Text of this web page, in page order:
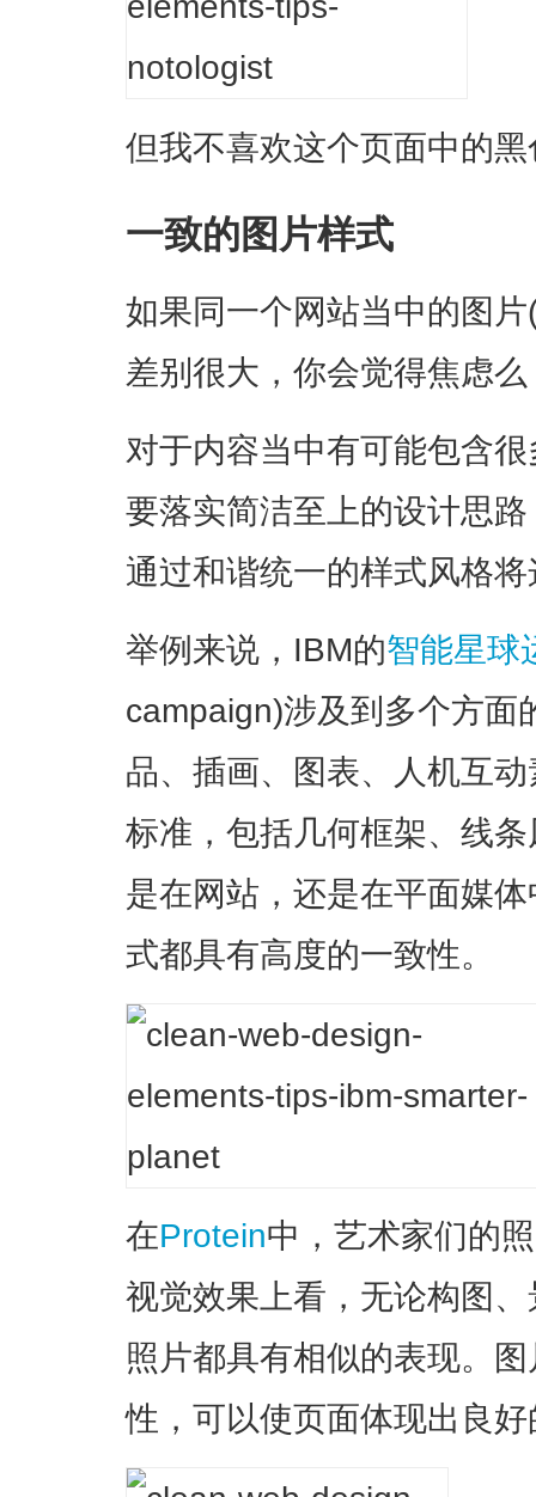
但我不喜欢这个页面中的
一致的图片样式
如果同一个网站当中的图
差别很大，你会觉得焦虑
对于内容当中有可能包含
要落实简洁至上的设计思
通过和谐统一的样式风格
举例来说，IBM的智能星球
campaign)涉及到多个方面
品、插画、图表、人机互
标准，包括几何框架、线
是在网站，还是在平面媒
式都具有高度的一致性。
在Protein中，艺术家们的
视觉效果上看，无论构图
照片都具有相似的表现。
性，可以使页面体现出良